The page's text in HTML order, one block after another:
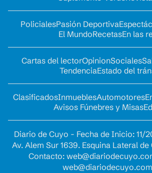
PolicialesPasión Deportiva
El MundoRecetasEn las
Cartas del lectorOpinionSociales
TendenciaEstado del
ClasificadosInmueblesAutomotores
Avisos Fúnebres y Misas
Diario de Cuyo - Fecha de Inicio: 11/
Av. Alem Sur 1639. Esquina Lateral
Contacto: